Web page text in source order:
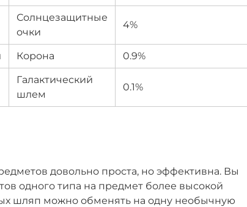
Солнцезащитные
очки
4%
Корона 0.9%
Галактический
шлем
0.1%
довольно проста, но эффективна. Вы
одного типа на предмет более высокой
шляп можно обменять на одну необычную